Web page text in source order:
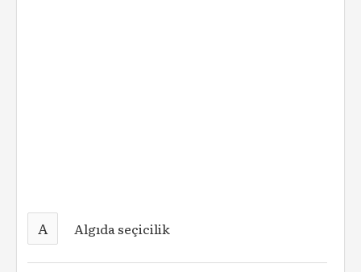
A Algıda seçicilik